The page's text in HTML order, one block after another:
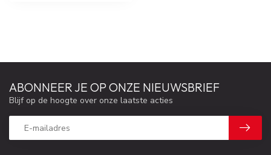
ABONNEER JE OP ONZE NIEUWSBRIEF
Blijf op de hoogte over onze laatste acties